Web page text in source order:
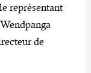
représentant
de